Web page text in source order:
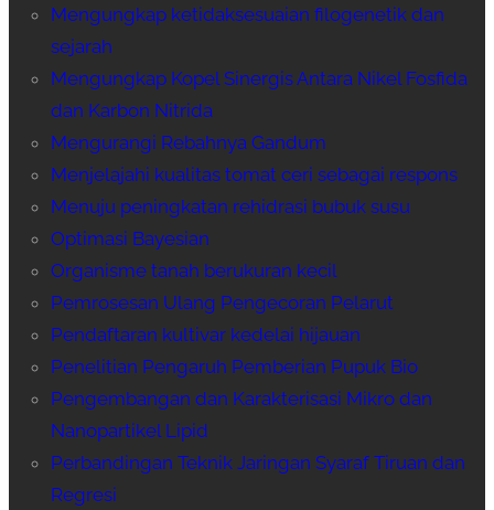
Mengungkap ketidaksesuaian filogenetik dan
sejarah
Mengungkap Kopel Sinergis Antara Nikel Fosfida
dan Karbon Nitrida
Mengurangi Rebahnya Gandum
Menjelajahi kualitas tomat ceri sebagai respons
Menuju peningkatan rehidrasi bubuk susu
Optimasi Bayesian
Organisme tanah berukuran kecil
Pemrosesan Ulang Pengecoran Pelarut
Pendaftaran kultivar kedelai hijauan
Penelitian Pengaruh Pemberian Pupuk Bio
Pengembangan dan Karakterisasi Mikro dan
Nanopartikel Lipid
Perbandingan Teknik Jaringan Syaraf Tiruan dan
Regresi